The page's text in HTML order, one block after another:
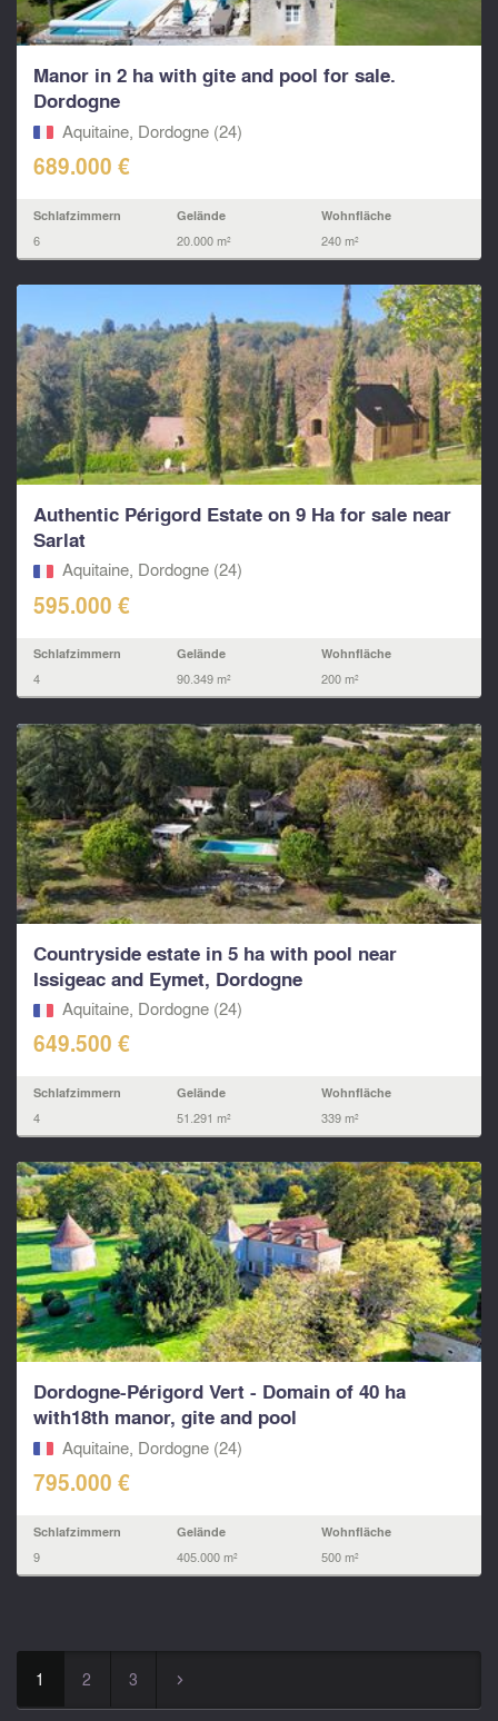
Manor in 2 ha with gite and pool for sale.
Dordogne
Aquitaine, Dordogne (24)
689.000 €
Schlafzimmern
6
Gelände
20.000 m²
Wohnfläche
240 m²
Authentic Périgord Estate on 9 Ha for sale near
Sarlat
Aquitaine, Dordogne (24)
595.000 €
Schlafzimmern
4
Gelände
90.349 m²
Wohnfläche
200 m²
Countryside estate in 5 ha with pool near
Issigeac and Eymet, Dordogne
Aquitaine, Dordogne (24)
649.500 €
Schlafzimmern
4
Gelände
51.291 m²
Wohnfläche
339 m²
Dordogne-Périgord Vert - Domain of 40 ha
with18th manor, gite and pool
Aquitaine, Dordogne (24)
795.000 €
Schlafzimmern
9
Gelände
405.000 m²
Wohnfläche
500 m²
1 2 3 ▻